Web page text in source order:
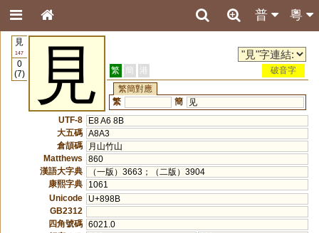
粵
普
見
147
0
(7)
見 繁 簡 港
破音字
繁簡對應
繁
簡
见
UTF-8
E8 A6 8B
大五碼 A8A3
倉頡碼
月山竹山
Matthews
860
漢語大字典
（一版）3663；（二版）3904
康熙字典
1061
Unicode
U+898B
GB2312
四角號碼 6021.0